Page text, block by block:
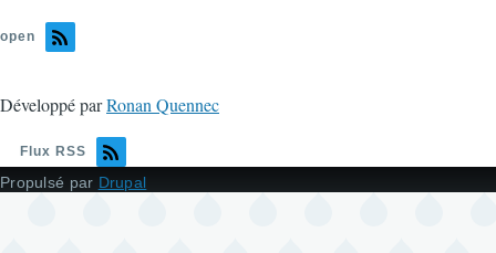
open
Développé parRonan Quennec
Flux RSS
Propulsé par Drupal